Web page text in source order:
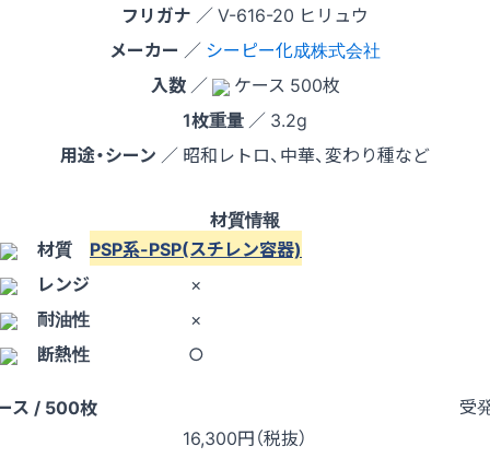
フリガナ ／ V-616-20 ヒリュウ
メーカー ／ シーピー化成株式会社
入数／
ケース 500枚
1枚重量 ／ 3.2g
用途・シーン ／ 昭和レトロ、中華、変わり種など
材質情報
材質 PSP系-PSP(スチレン容器)
レンジ
×
耐油性
×
断熱性
○
ス / 500枚
受
16,300円（税抜）